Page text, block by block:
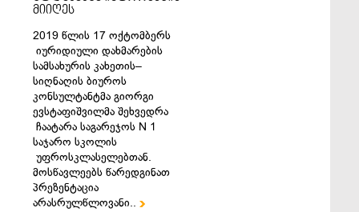
მიიღეს
2019 წლის 17 ოქტომბერს
იურიდიული დახმარების
სამსახურის კახეთის–
სიღნაღის ბიუროს
კონსულტანტმა გიორგი
ევსტაფიშვილმა შეხვედრა
ჩაატარა საგარეჯოს N 1
საჯარო სკოლის
უფროსკლასელებთან.
მოსწავლეებს წარედგინათ
პრეზენტაცია
არასრულწლოვანი..